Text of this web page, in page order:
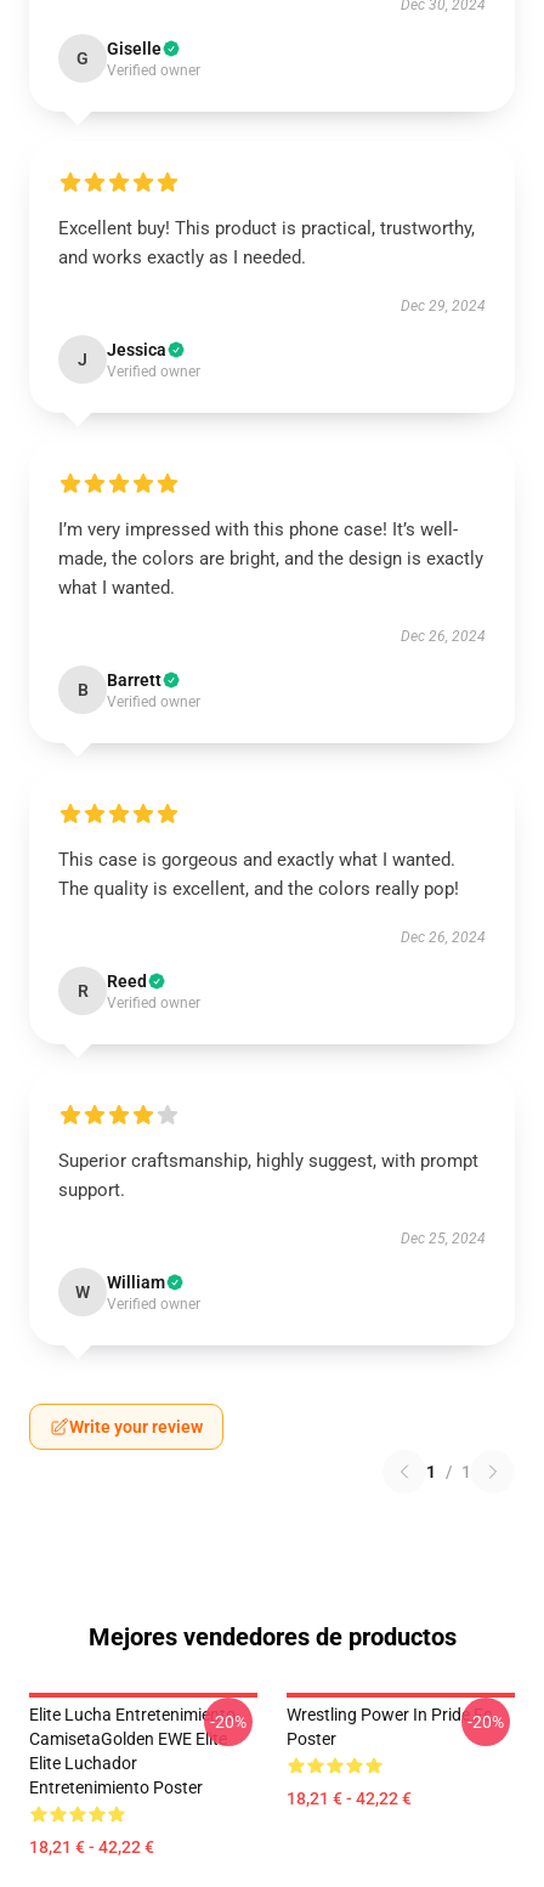
Dec 30, 2024
G Giselle
Verified owner
Excellent buy! This product is practical, trustworthy,
and works exactly as I needed.
Dec 29, 2024
J Jessica
Verified owner
I’m very impressed with this phone case! It’s well-
made, the colors are bright, and the design is exactly
what I wanted.
Dec 26, 2024
B Barrett
Verified owner
This case is gorgeous and exactly what I wanted.
The quality is excellent, and the colors really pop!
Dec 26, 2024
R Reed
Verified owner
Superior craftsmanship, highly suggest, with prompt
support.
Dec 25, 2024
W William
Verified owner
Write your review
1 / 1
Mejores vendedores de productos
Elite Lucha Entretenimiento
CamisetaGolden EWE Elite
Elite Luchador
Entretenimiento Poster
18,21 € - 42,22 €
-20%
Wrestling Power In Pride Fc
Poster
18,21 € - 42,22 €
-20%